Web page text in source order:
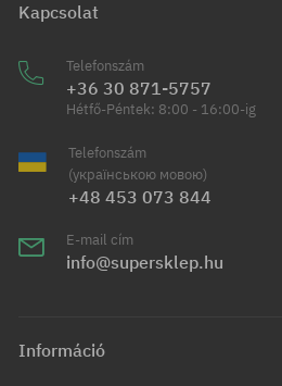
Kapcsolat
Telefonszám
+36 30 871-5757
Hétfő-Péntek: 8:00 - 16:00-ig
Telefonszám
(українською мовою)
+48 453 073 844
E-mail cím
info@supersklep.hu
Információ